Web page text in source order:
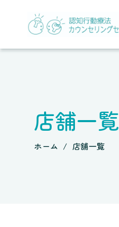
店舗一覧
ホーム 店舗一覧